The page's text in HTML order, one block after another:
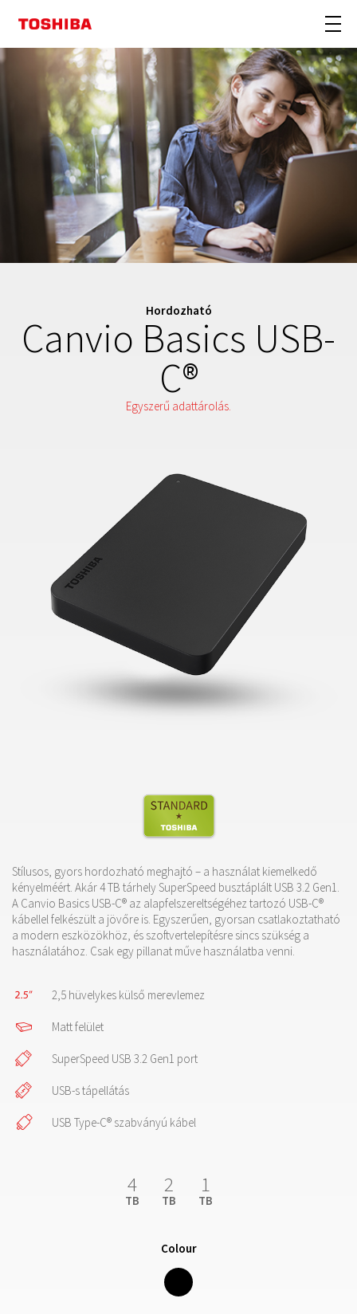
Hordozható
Canvio Basics USB-
C®
Egyszerű adattárolás.
Stílusos, gyors hordozható meghajtó – a használat kiemelkedő
kényelméért. Akár 4 TB tárhely SuperSpeed busztáplált USB 3.2 Gen1.
A Canvio Basics USB-C® az alapfelszereltségéhez tartozó USB-C®
kábellel felkészült a jövőre is. Egyszerűen, gyorsan csatlakoztatható
a modern eszközökhöz, és szoftvertelepítésre sincs szükség a
használatához. Csak egy pillanat műve használatba venni.
2,5 hüvelykes külső merevlemez
Matt felület
SuperSpeed USB 3.2 Gen1 port
USB-s tápellátás
USB Type-C® szabványú kábel
4
TB
2
TB
1
TB
Colour